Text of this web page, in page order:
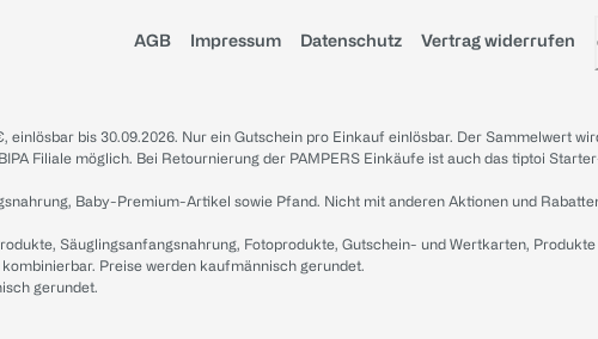
AGB Impressum Datenschutz Vertrag widerrufen
bis 30.09.2026. Nur ein Gutschein pro Einkauf einlösbar. Der Sammelwert
Filiale möglich. Bei Retournierung der PAMPERS Einkäufe ist auch das tiptoi
Baby-Premium-Artikel sowie Pfand. Nicht mit anderen Aktionen und
Säuglingsanfangsnahrung, Fotoprodukte, Gutschein- und Wertkarten,
Preise werden kaufmännisch gerundet.
gerundet.